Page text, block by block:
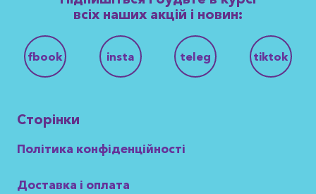
всіх наших акцій і новин:
fbook insta teleg tiktok
Сторінки
Політика конфіденційності
Доставка і оплата